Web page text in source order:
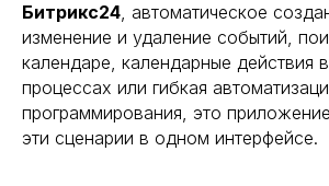
Битрикс24, автоматическое
изменение и удаление событий,
календаре, календарные действия
процессах или гибкая
программирования, это
эти сценарии в одном интерфейсе.